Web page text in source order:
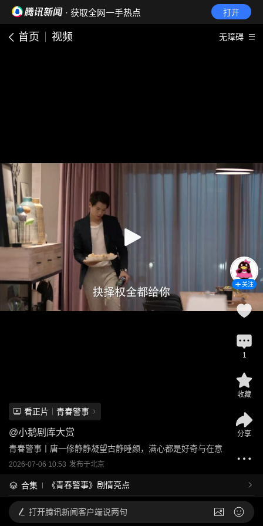
· 获取全网一手热点 打开
首页 视频 无障碍
看正片 青春警事
@小鹅剧库大赏
青春警事丨唐一修静静凝望古静睡颜，满心都是好奇与在意
2026-07-06 10:53 发布于北京
合集 《青春警事》剧情亮点
关注
1
收藏
分享
打开腾讯新闻客户端说两句